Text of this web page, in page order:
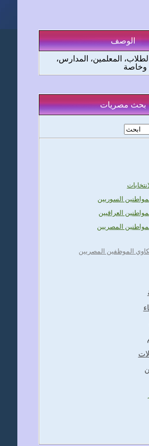
الوصف
المعلمين، المدارس،
وخاصة
بحث مصريات
السوريين
العراقيين
المصريين
الموظفين المصريين